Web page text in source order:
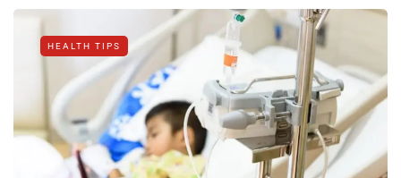
HEALTH TIPS